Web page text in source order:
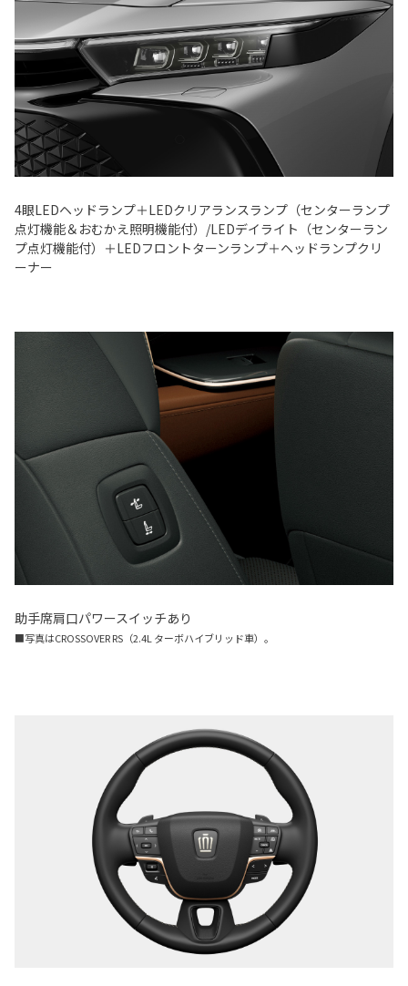
4眼LEDヘッドランプ＋LEDクリアランスランプ（センターランプ
点灯機能＆おむかえ照明機能付）/LEDデイライト（センターラン
プ点灯機能付）＋LEDフロントターンランプ＋ヘッドランプクリ
ーナー
助手席肩口パワースイッチあり
■写真はCROSSOVER RS（2.4L ターボハイブリッド車）。